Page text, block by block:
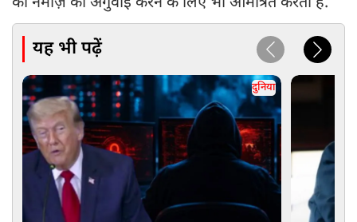
यह भी पढ़ें
दुनिया